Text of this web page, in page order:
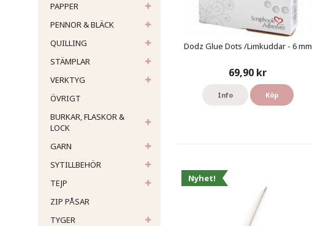
PAPPER
PENNOR & BLÄCK
QUILLING
STÄMPLAR
VERKTYG
ÖVRIGT
BURKAR, FLASKOR &
LOCK
GARN
SYTILLBEHÖR
TEJP
ZIP PÅSAR
TYGER
Dodz Glue Dots /Limkuddar - 6 mm
69,90 kr
Info Köp
Nyhet!